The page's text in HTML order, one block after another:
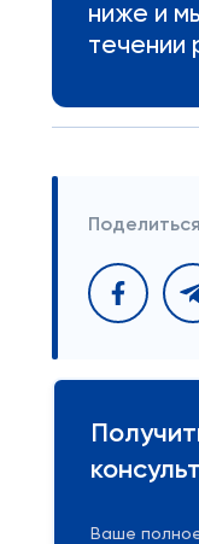
ниже и
течении
Ваше